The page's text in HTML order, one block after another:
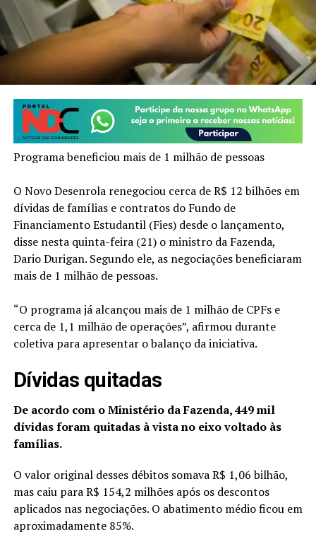
Programa beneficiou mais de 1 milhão de pessoas
O Novo Desenrola renegociou cerca de R$ 12 bilhões em
dívidas de famílias e contratos do Fundo de
Financiamento Estudantil (Fies) desde o lançamento,
disse nesta quinta-feira (21) o ministro da Fazenda,
Dario Durigan. Segundo ele, as negociações beneficiaram
mais de 1 milhão de pessoas.
“O programa já alcançou mais de 1 milhão de CPFs e
cerca de 1,1 milhão de operações”, afirmou durante
coletiva para apresentar o balanço da iniciativa.
Dívidas quitadas
De acordo com o Ministério da Fazenda, 449 mil
dívidas foram quitadas à vista no eixo voltado às
famílias.
O valor original desses débitos somava R$ 1,06 bilhão,
mas caiu para R$ 154,2 milhões após os descontos
aplicados nas negociações. O abatimento médio ficou em
aproximadamente 85%.